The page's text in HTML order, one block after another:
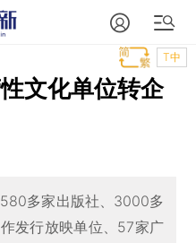
T中
文化单位转企
多家出版社、3000多
发行放映单位、57家广